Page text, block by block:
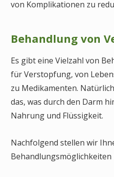
von Komplikationen zu
Behandlung von
Es gibt eine Vielzahl von
für Verstopfung, von
zu Medikamenten.
das, was durch den Darm
Nahrung und Flüssigkeit.
Nachfolgend stellen wir